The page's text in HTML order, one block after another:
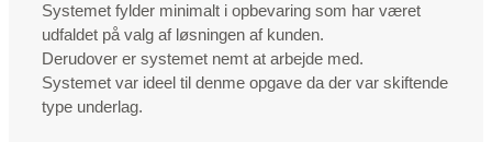
Systemet fylder minimalt i opbevaring som har været
udfaldet på valg af løsningen af kunden.
Derudover er systemet nemt at arbejde med.
Systemet var ideel til denme opgave da der var skiftende
type underlag.